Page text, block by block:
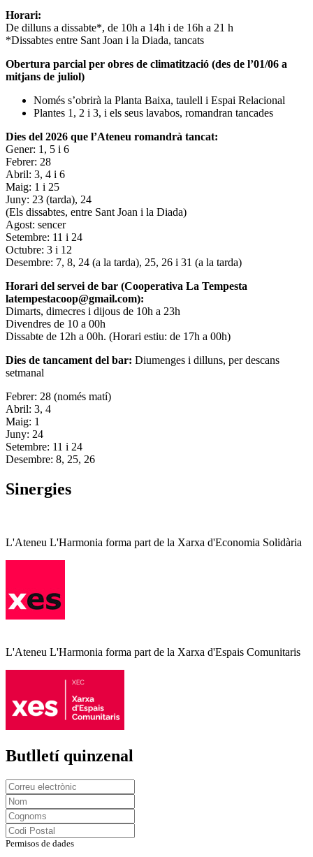
Horari:
De dilluns a dissabte*, de 10h a 14h i de 16h a 21 h
*Dissabtes entre Sant Joan i la Diada, tancats
Obertura parcial per obres de climatització (des de l’01/06 a
mitjans de juliol)
Només s’obrirà la Planta Baixa, taulell i Espai Relacional
Plantes 1, 2 i 3, i els seus lavabos, romandran tancades
Dies del 2026 que l’Ateneu romandrà tancat:
Gener: 1, 5 i 6
Febrer: 28
Abril: 3, 4 i 6
Maig: 1 i 25
Juny: 23 (tarda), 24
(Els dissabtes, entre Sant Joan i la Diada)
Agost: sencer
Setembre: 11 i 24
Octubre: 3 i 12
Desembre: 7, 8, 24 (a la tarda), 25, 26 i 31 (a la tarda)
Horari del servei de bar (Cooperativa La Tempesta
latempestacoop@gmail.com):
Dimarts, dimecres i dijous de 10h a 23h
Divendres de 10 a 00h
Dissabte de 12h a 00h. (Horari estiu: de 17h a 00h)
Dies de tancament del bar: Diumenges i dilluns, per descans
setmanal
Febrer: 28 (només matí)
Abril: 3, 4
Maig: 1
Juny: 24
Setembre: 11 i 24
Desembre: 8, 25, 26
Sinergies
L'Ateneu L'Harmonia forma part de la Xarxa d'Economia Solidària
L'Ateneu L'Harmonia forma part de la Xarxa d'Espais Comunitaris
Butlletí quinzenal
Permisos de dades